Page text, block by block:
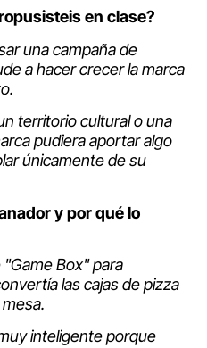
en clase?
una campaña de
a hacer crecer la marca
territorio cultural o una
pudiera aportar algo
únicamente de su
y por qué lo
Box" para
las cajas de pizza
inteligente porque